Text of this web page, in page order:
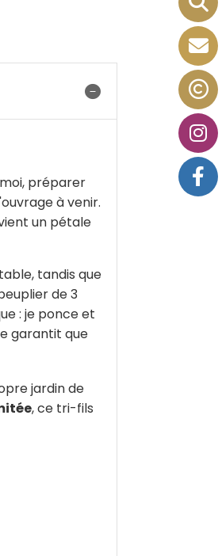
préparer
à venir.
un pétale
tandis que
de 3
: je ponce et
garantit que
jardin de
, ce tri-fils